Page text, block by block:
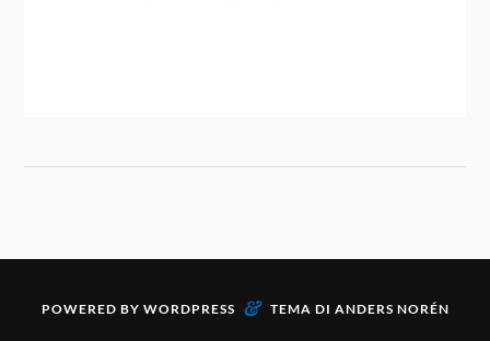
POWERED BY WORDPRESS & TEMA DI ANDERS NORÉN